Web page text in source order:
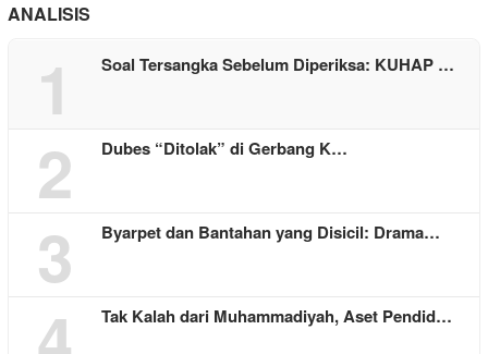
ANALISIS
1 Soal Tersangka Sebelum Diperiksa: KUHAP …
2 Dubes “Ditolak” di Gerbang K…
3 Byarpet dan Bantahan yang Disicil: Drama…
Tak Kalah dari Muhammadiyah, Aset Pendid…